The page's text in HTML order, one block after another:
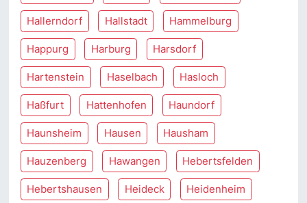
Hallerndorf Hallstadt Hammelburg
Happurg Harburg Harsdorf
Hartenstein Haselbach Hasloch
Haßfurt Hattenhofen Haundorf
Haunsheim Hausen Hausham
Hauzenberg Hawangen Hebertsfelden
Hebertshausen Heideck Heidenheim